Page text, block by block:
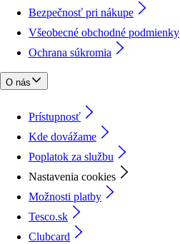
Bezpečnosť pri nákupe
Všeobecné obchodné podmienky
Ochrana súkromia
O nás
Prístupnosť
Kde dovážame
Poplatok za službu
Nastavenia cookies
Možnosti platby
Tesco.sk
Clubcard